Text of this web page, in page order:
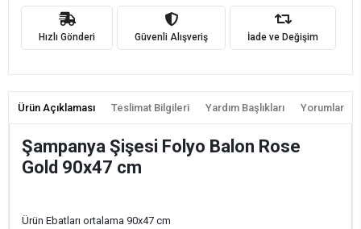
Hızlı Gönderi Güvenli Alışveriş İade ve Değişim
Ürün Açıklaması Teslimat Bilgileri Yardım Başlıkları Yorumlar
Şampanya Şişesi Folyo Balon Rose
Gold 90x47 cm
Ürün Ebatları ortalama 90x47 cm